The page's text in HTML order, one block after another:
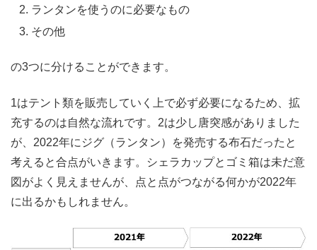
ランタンを使うのに必要なもの
その他
の3つに分けることができます。
1はテント類を販売していく上で必ず必要になるため、拡
充するのは自然な流れです。2は少し唐突感がありました
が、2022年にジグ（ランタン）を発売する布石だったと
考えると合点がいきます。シェラカップとゴミ箱は未だ意
図がよく見えませんが、点と点がつながる何かが2022年
に出るかもしれません。